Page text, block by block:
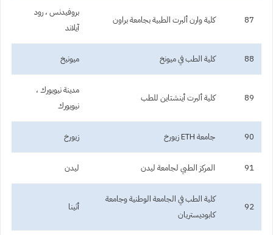
87 كلية وارن ألبرت الطبية بجامعة براون
بروفيدنس ، رود
آيلاند
88 كلية الطب في ميونخ ميونيخ
89 كلية ألبرت أينشتاين للطب
مدينة نيويورك ،
نيويورك
90 جامعة ETH زيورخ زيورخ
91 المركز الطبي لجامعة ليدن ليدن
92
كلية الطب في الجامعة الوطنية وجامعة
كابوديستريان
أثينا